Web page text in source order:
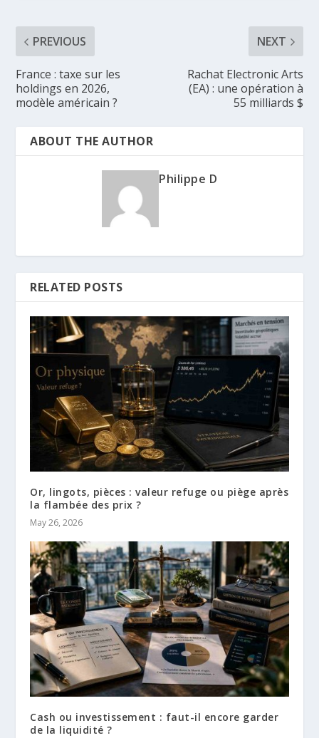
PREVIOUS
France : taxe sur les
holdings en 2026,
modèle américain ?
NEXT
Rachat Electronic Arts
(EA) : une opération à
55 milliards $
ABOUT THE AUTHOR
Philippe D
RELATED POSTS
Or, lingots, pièces : valeur refuge ou piège après
la flambée des prix ?
May 26, 2026
Cash ou investissement : faut-il encore garder
de la liquidité ?